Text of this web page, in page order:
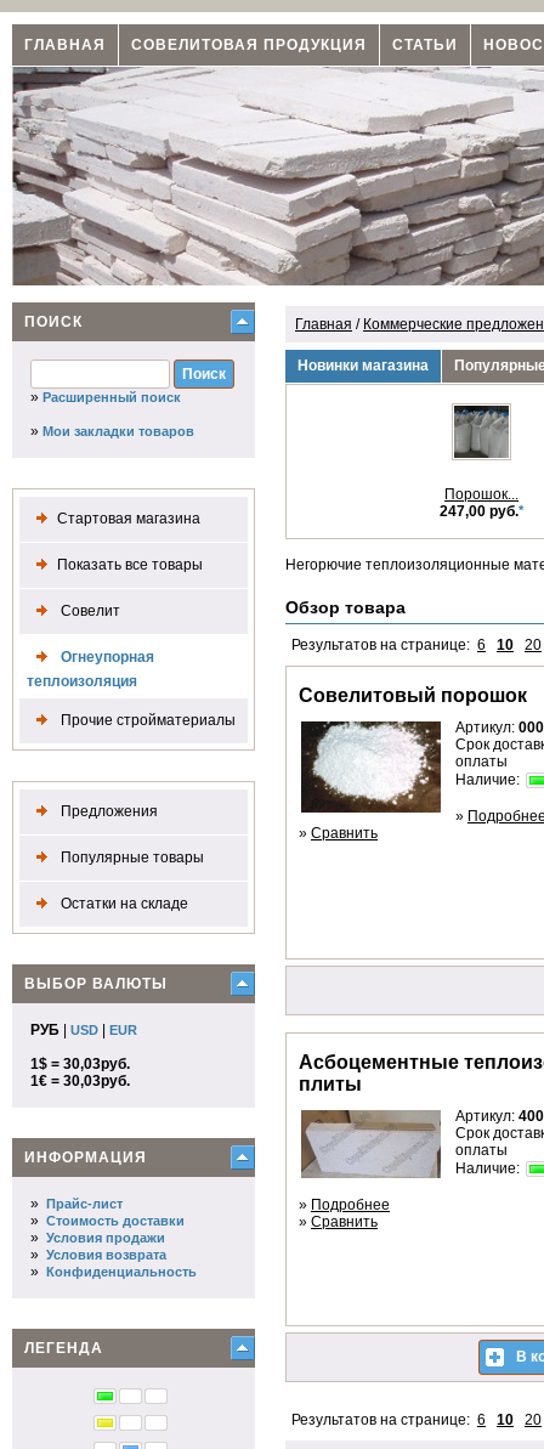
ГЛАВНАЯ СОВЕЛИТОВАЯ ПРОДУКЦИЯ СТАТЬИ
ПОИСК
» Расширенный поиск
» Мои закладки товаров
Стартовая магазина
Показать все товары
Совелит
Огнеупорная
теплоизоляция
Прочие стройматериалы
Предложения
Популярные товары
Остатки на складе
ВЫБОР ВАЛЮТЫ
РУБ USD EUR
1$ = 30,03руб.
1€ = 30,03руб.
ИНФОРМАЦИЯ
» Прайс-лист
» Стоимость доставки
» Условия продажи
» Условия возврата
» Конфиденциальность
ЛЕГЕНДА
Главная / Коммерческие
Новинки магазина
Порошок...
247,00 руб.*
Негорючие теплоизоляционные
Обзор товара
Результатов на странице: 6 10 20
Совелитовый порошок
Артикул:
Срок
оплаты
Наличие:
»
» Сравнить
Асбоцементные
плиты
Артикул:
Срок
оплаты
Наличие:
» Подробнее
» Сравнить
В
Результатов на странице: 6 10 20